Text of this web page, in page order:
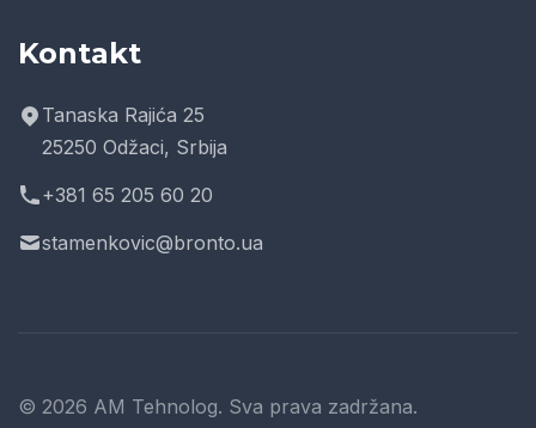
Kontakt
Tanaska Rajića 25
25250 Odžaci, Srbija
+381 65 205 60 20
stamenkovic@bronto.ua
© 2026 AM Tehnolog. Sva prava zadržana.